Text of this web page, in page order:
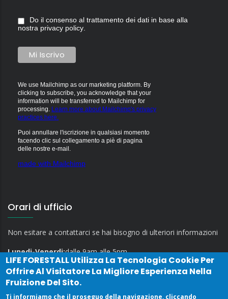
Do il consenso al trattamento dei dati in base alla
nostra privacy policy.
We use Mailchimp as our marketing platform. By
clicking to subscribe, you acknowledge that your
information will be transferred to Mailchimp for
processing. Learn more about Mailchimp's privacy
practices here.
Puoi annullare l'iscrizione in qualsiasi momento
facendo clic sul collegamento a piè di pagina
delle nostre e-mail.
made with Mailchimp
Orari di ufficio
Non esitare a contattarci se hai bisogno di ulteriori informazioni
Lunedi-Venerdi:dalle 9am alle 5pm
LIFE FORESTALLUtilizza La Tecnologia Cookie Per
Offrire Al Visitatore La Migliore Esperienza Nella
Fruizione Del Sito.
Ti informiamo che il proseguo della navigazione, cliccando